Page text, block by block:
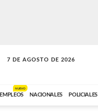
7 DE AGOSTO DE 2026
SOLO MÚSICA
EMPLEOS
NUEVO
NACIONALES POLICIALES